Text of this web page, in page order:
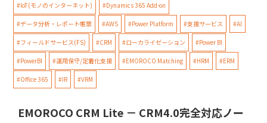
#IoT(モノのインターネット) #Dynamics 365 Add-on
#データ分析・レポート帳票 #AWS #Power Platform #支援サービス #AI
#フィールドサービス(FS) #CRM #ローカライゼーション #Power BI
#PowerBI #運用保守/定着化支援 #EMOROCO Matching #HRM #ERM
#Office 365 #IR #VRM
EMOROCO CRM Lite － CRM4.0完全対応ノー